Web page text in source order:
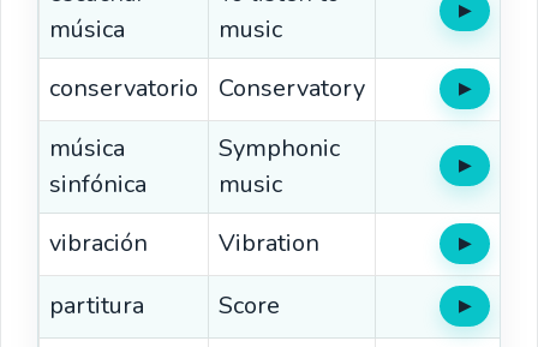
música
music
▶Oír
conservatorio Conservatory ▶Oír
música
sinfónica
Symphonic
music
▶Oír
vibración Vibration ▶Oír
partitura Score ▶Oír